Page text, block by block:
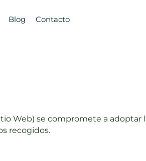
Blog Contacto
Web) se compromete a adoptar
recogidos.